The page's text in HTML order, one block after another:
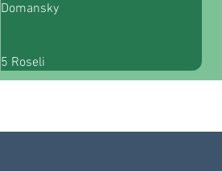
Domansky
5 Roseli
Broggi Gil